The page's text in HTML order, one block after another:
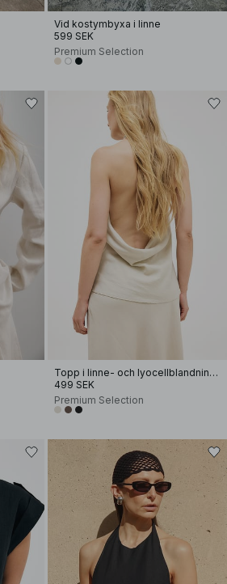
Vid kostymbyxa i linne
599 SEK
Premium Selection
Topp i linne- och lyocellblandning med halterneck
499 SEK
Premium Selection